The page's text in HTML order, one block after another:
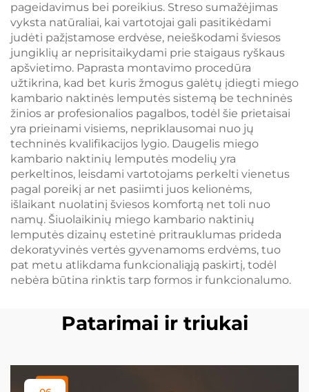
pageidavimus bei poreikius. Streso sumažėjimas
vyksta natūraliai, kai vartotojai gali pasitikėdami
judėti pažįstamose erdvėse, neieškodami šviesos
jungiklių ar neprisitaikydami prie staigaus ryškaus
apšvietimo. Paprasta montavimo procedūra
užtikrina, kad bet kuris žmogus galėtų įdiegti miego
kambario naktinės lemputės sistemą be techninės
žinios ar profesionalios pagalbos, todėl šie prietaisai
yra prieinami visiems, nepriklausomai nuo jų
techninės kvalifikacijos lygio. Daugelis miego
kambario naktinių lemputės modelių yra
perkeltinos, leisdami vartotojams perkelti vienetus
pagal poreikį ar net pasiimti juos kelionėms,
išlaikant nuolatinį šviesos komfortą net toli nuo
namų. Šiuolaikinių miego kambario naktinių
lemputės dizainų estetinė pritrauklumas prideda
dekoratyvinės vertės gyvenamoms erdvėms, tuo
pat metu atlikdama funkcionaliąją paskirtį, todėl
nebėra būtina rinktis tarp formos ir funkcionalumo.
Patarimai ir triukai